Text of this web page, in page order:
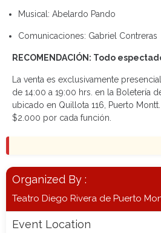
Musical: Abelardo Pando
Comunicaciones: Gabriel Contreras
RECOMENDACIÓN: Todo
La venta es exclusivamente
de 14:00 a 19:00 hrs. en la Boletería
ubicado en Quillota 116, Puerto Montt.
$2.000 por cada función.
Organized By :
Teatro Diego Rivera de Puerto
Event Location